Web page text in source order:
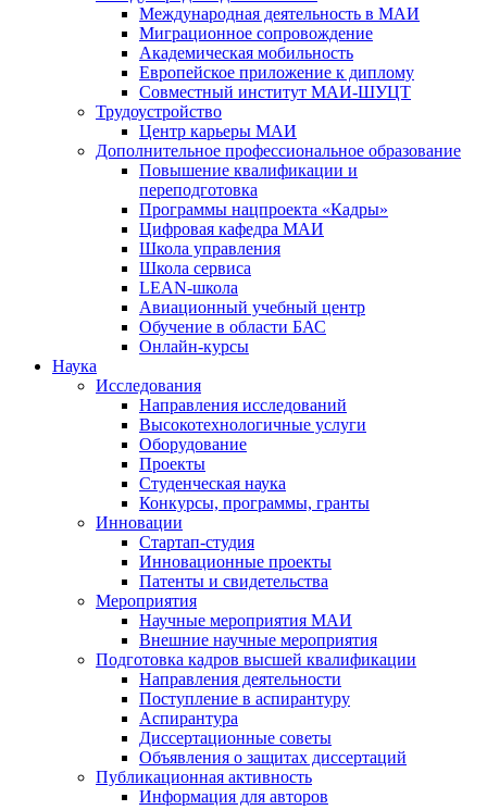
Международная деятельность в МАИ
Миграционное сопровождение
Академическая мобильность
Европейское приложение к диплому
Совместный институт МАИ-ШУЦТ
Трудоустройство
Центр карьеры МАИ
Дополнительное профессиональное образование
Повышение квалификации и
переподготовка
Программы нацпроекта «Кадры»
Цифровая кафедра МАИ
Школа управления
Школа сервиса
LEAN-школа
Авиационный учебный центр
Обучение в области БАС
Онлайн-курсы
Наука
Исследования
Направления исследований
Высокотехнологичные услуги
Оборудование
Проекты
Студенческая наука
Конкурсы, программы, гранты
Инновации
Стартап-студия
Инновационные проекты
Патенты и свидетельства
Мероприятия
Научные мероприятия МАИ
Внешние научные мероприятия
Подготовка кадров высшей квалификации
Направления деятельности
Поступление в аспирантуру
Аспирантура
Диссертационные советы
Объявления о защитах диссертаций
Публикационная активность
Информация для авторов